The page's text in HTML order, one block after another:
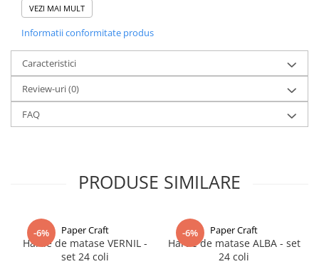
Fabricata din material de calitate superioara, panglica are o
gama larga de utilizari: fundite si ambalaje pentru cadouri,
decoratiuni la nunti, botezuri si alte evenimente, aranjamente
florale, proiecte de croitorie si accesorii fashion.
Disponibila în multiple latimi (6 mm, 9 mm, 16 mm, 22 mm, 28
mm, 38 mm) si o paleta bogata de culori, de la nuante clasice (alb,
ivory, negru) la tonuri pastelate sau vibrante.
VEZI MAI MULT
Informatii conformitate produs
Caracteristici
Review-uri(0)
FAQ
PRODUSE SIMILARE
-6% Paper Craft
Hartie de matase VERNIL -
set 24 coli
-6% Paper Craft
Hartie de matase ALBA - set
24 coli